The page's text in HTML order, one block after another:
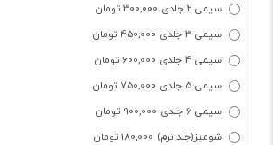
سیمی 2 جلدی 300,000 تومان
سیمی 3 جلدی 450,000 تومان
سیمی 4 جلدی 600,000 تومان
سیمی 5 جلدی 750,000 تومان
سیمی 6 جلدی 900,000 تومان
شومیز(جلد نرم) 180,000 تومان